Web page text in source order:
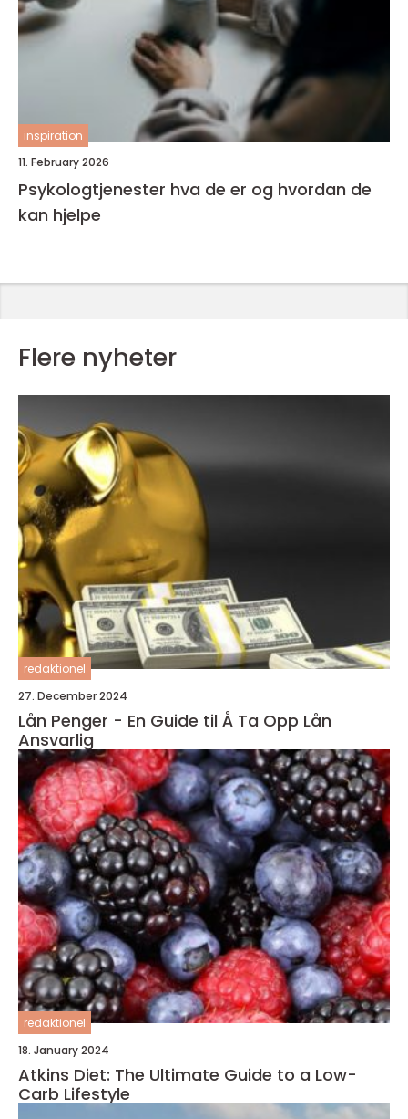
inspiration
11. February 2026
Psykologtjenester hva de er og hvordan de
kan hjelpe
Flere nyheter
redaktionel
27. December 2024
Lån Penger - En Guide til Å Ta Opp Lån
Ansvarlig
redaktionel
18. January 2024
Atkins Diet: The Ultimate Guide to a Low-
Carb Lifestyle